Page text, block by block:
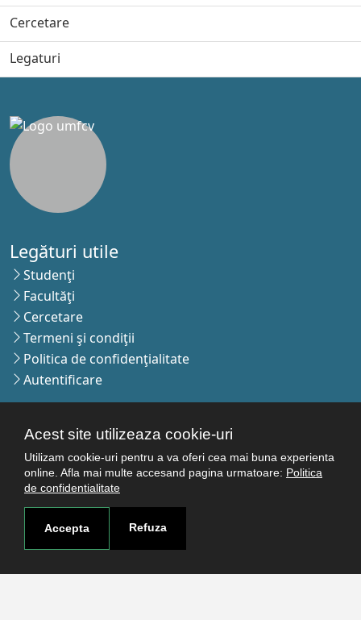
Acest site utilizeaza cookie-uri
Utilizam cookie-uri pentru a va oferi cea mai buna experienta
online. Afla mai multe accesand pagina urmatoare: Politica
de confidentialitate
Accepta Refuza
Cercetare
Legaturi
Legături utile
Studenţi
Facultăţi
Cercetare
Termeni şi condiţii
Politica de confidenţialitate
Autentificare
Contact
Pagina de contact
Cum ajungi aici
Covid-19
Str. Petru Rareş nr.2, Craiova, 200349